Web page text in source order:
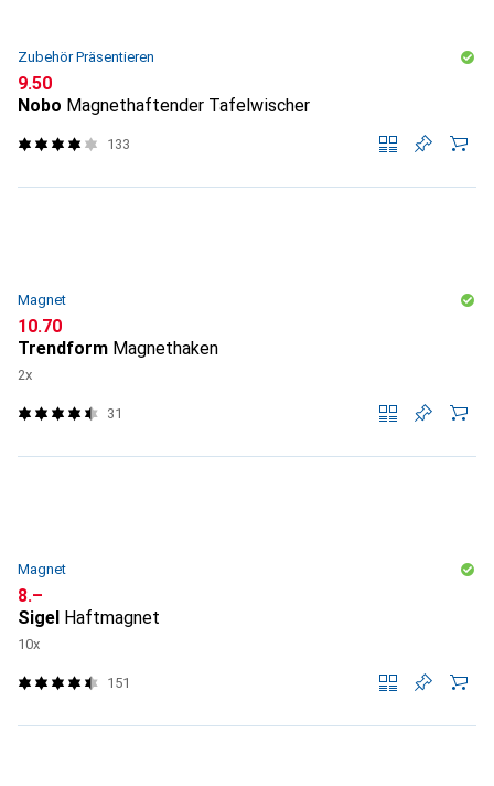
Zubehör Präsentieren
CHF
9.50
Nobo Magnethaftender Tafelwischer
133
Magnet
CHF
10.70
Trendform Magnethaken
2x
31
Magnet
CHF
8.–
Sigel Haftmagnet
10x
151